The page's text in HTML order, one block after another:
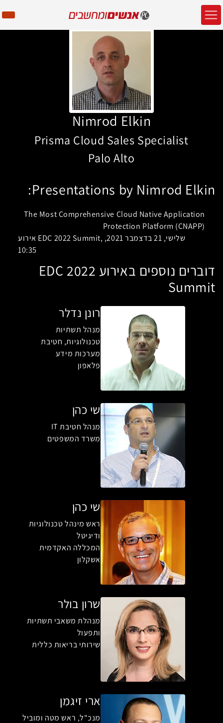
Nimrod Elkin
Prisma Cloud Sales Specialist
Palo Alto
Presentations by Nimrod Elkin:
The Most Comprehensive Cloud Native Application
Protection Platform (CNAPP)
אירוע EDC 2022 Summit, שלישי, 21 בדצמבר 2021,
10:35
דוברים נוספים באירוע EDC 2022
Summit
רונן נדלר
מנהל תשתיות
טכנולוגיות, חטיבת
מערכות מידע
פלאפון
שי כהן
מנהל חטיבת IT
משרד המשפטים
שי כהן
ראש מינהל טכנולוגיות
ודיגיטל
המכללה האקדמית
אשקלון
שרון בולר
מנהלת משאבי תשתיות
ותפעול
שירותי בריאות כללית
ארי זיגמן
מנכ"ל, ראש מטה ומוביל